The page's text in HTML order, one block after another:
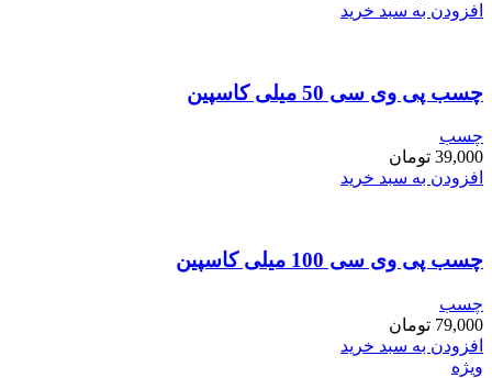
افزودن به سبد خرید
چسب پی وی سی 50 میلی کاسپین
چسب
39,000 تومان
افزودن به سبد خرید
چسب پی وی سی 100 میلی کاسپین
چسب
79,000 تومان
افزودن به سبد خرید
ویژه